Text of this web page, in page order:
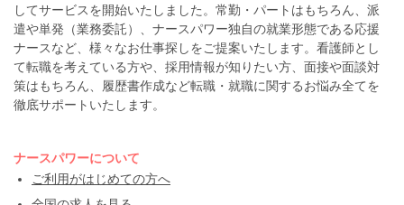
してサービスを開始いたしました。常勤・パートはもちろん、派
遣や単発（業務委託）、ナースパワー独自の就業形態である応援
ナースなど、様々なお仕事探しをご提案いたします。看護師とし
て転職を考えている方や、採用情報が知りたい方、面接や面談対
策はもちろん、履歴書作成など転職・就職に関するお悩み全てを
徹底サポートいたします。
ナースパワーについて
ご利用がはじめての方へ